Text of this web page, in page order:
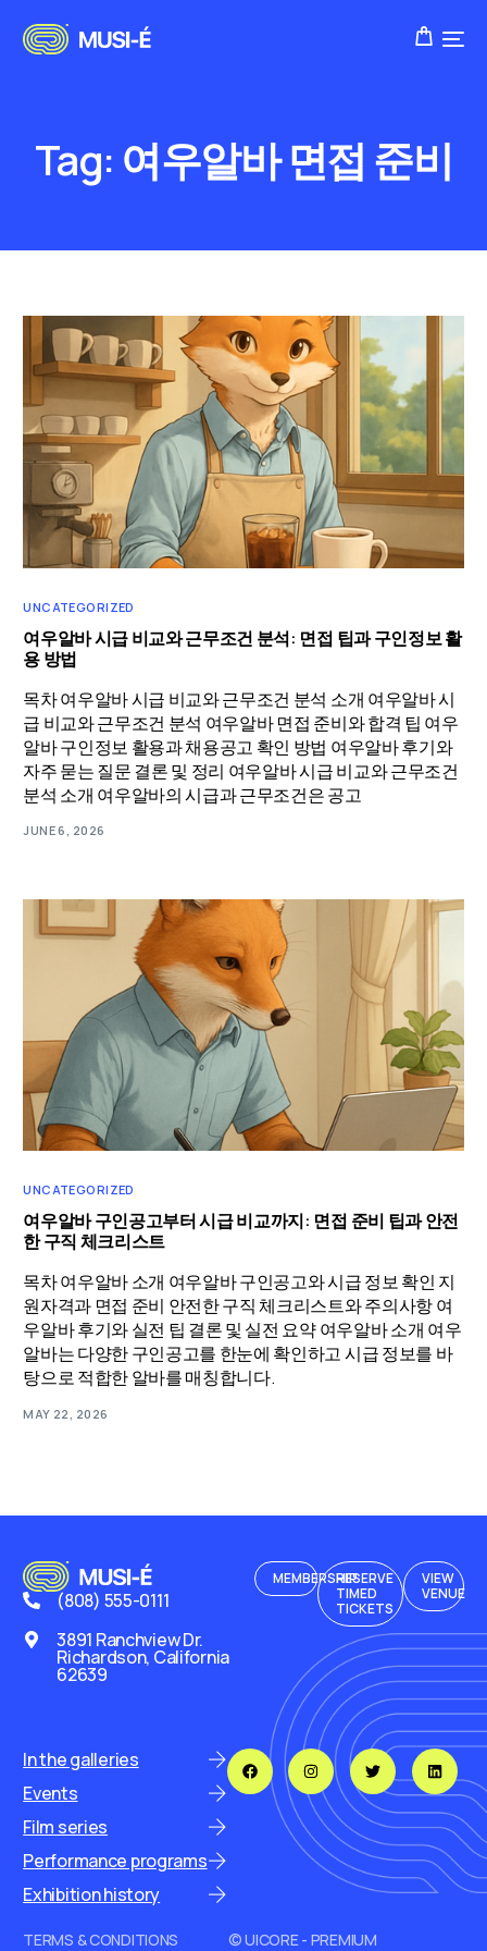
Tag: 여우알바 면접 준비
UNCATEGORIZED
여우알바 시급 비교와 근무조건 분석: 면접 팁과 구인정보 활
용 방법
목차 여우알바 시급 비교와 근무조건 분석 소개 여우알바 시
급 비교와 근무조건 분석 여우알바 면접 준비와 합격 팁 여우
알바 구인정보 활용과 채용공고 확인 방법 여우알바 후기와
자주 묻는 질문 결론 및 정리 여우알바 시급 비교와 근무조건
분석 소개 여우알바의 시급과 근무조건은 공고
JUNE 6, 2026
UNCATEGORIZED
여우알바 구인공고부터 시급 비교까지: 면접 준비 팁과 안전
한 구직 체크리스트
목차 여우알바 소개 여우알바 구인공고와 시급 정보 확인 지
원자격과 면접 준비 안전한 구직 체크리스트와 주의사항 여
우알바 후기와 실전 팁 결론 및 실전 요약 여우알바 소개 여우
알바는 다양한 구인공고를 한눈에 확인하고 시급 정보를 바
탕으로 적합한 알바를 매칭합니다.
MAY 22, 2026
(808) 555-0111
3891 Ranchview Dr.
Richardson, California
62639
MEMBERSHIPRESERVE
TIMED
TICKETS
VIEW
VENUE
In the galleries
Events
Film series
Performance programs
Exhibition history
TERMS & CONDITIONS © UICORE - PREMIUM